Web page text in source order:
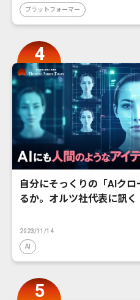
プラットフォーマー
自分にそっくりの「AIク
るか。オルツ社代表に訊く
2023/11/14
AI